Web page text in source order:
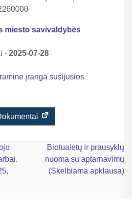
miesto savivaldybės
- 2025-07-28
įranga susijusios
Biotualetų ir prausyklų
nuoma su aptarnavimu
(Skelbiama apklausa)